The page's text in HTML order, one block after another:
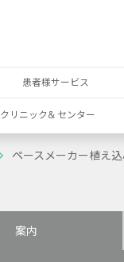
患者様サービス
クリニック& センター
ペースメーカー植え
案内